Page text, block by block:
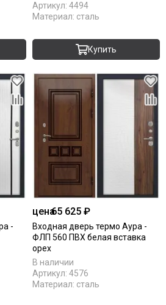
Артикул: 4494
Материал: сталь
Купить
-
цена65 625 ₽
Входная дверь термо Аура -
ФЛП 560 ПВХ белая вставка
орех
В наличии
Артикул: 4576
Материал: сталь